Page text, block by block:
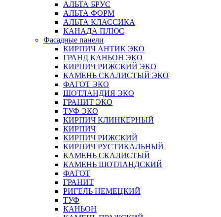
АЛЬТА БРУС
АЛЬТА ФОРМ
АЛЬТА КЛАССИКА
КАНАДА ПЛЮС
Фасадные панели
КИРПИЧ АНТИК ЭКО
ГРАНД КАНЬОН ЭКО
КИРПИЧ РИЖСКИЙ ЭКО
КАМЕНЬ СКАЛИСТЫЙ ЭКО
ФАГОТ ЭКО
ШОТЛАНДИЯ ЭКО
ГРАНИТ ЭКО
ТУФ ЭКО
КИРПИЧ КЛИНКЕРНЫЙ
КИРПИЧ
КИРПИЧ РИЖСКИЙ
КИРПИЧ РУСТИКАЛЬНЫЙ
КАМЕНЬ СКАЛИСТЫЙ
КАМЕНЬ ШОТЛАНДСКИЙ
ФАГОТ
ГРАНИТ
РИГЕЛЬ НЕМЕЦКИЙ
ТУФ
КАНЬОН